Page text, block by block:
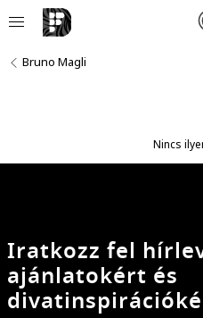
Bruno Magli
Nincs
Iratkozz fel
ajánlatokért és